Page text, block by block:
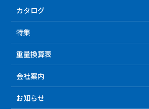
カタログ
特集
重量換算表
会社案内
お知らせ